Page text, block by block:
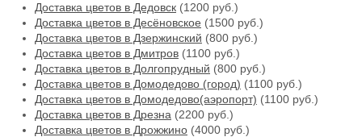
Доставка цветов в Дедовск (1200 руб.)
Доставка цветов в Десёновское (1500 руб.)
Доставка цветов в Дзержинский (800 руб.)
Доставка цветов в Дмитров (1100 руб.)
Доставка цветов в Долгопрудный (800 руб.)
Доставка цветов в Домодедово (город) (1100 руб.)
Доставка цветов в Домодедово(аэропорт) (1100 руб.)
Доставка цветов в Дрезна (2200 руб.)
Доставка цветов в Дрожжино (4000 руб.)